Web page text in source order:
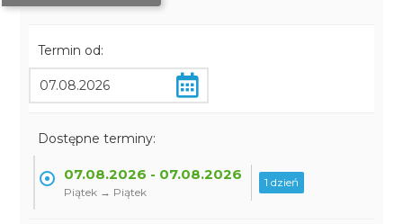
Termin od:
Dostępne terminy:
07.08.2026 - 07.08.2026
Piątek → Piątek
1 dzień